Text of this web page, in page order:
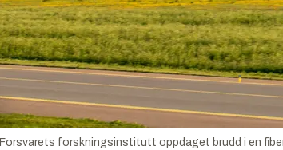
Forsvarets forskningsinstitutt oppdaget brudd i en